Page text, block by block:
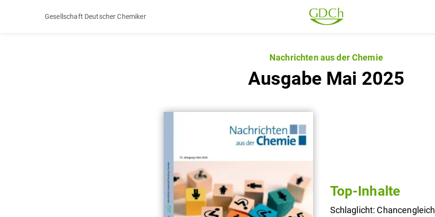
Gesellschaft Deutscher Chemiker
Nachrichten aus der Chemie
Ausgabe Mai 2025
Top-Inhalte
Schlaglicht: